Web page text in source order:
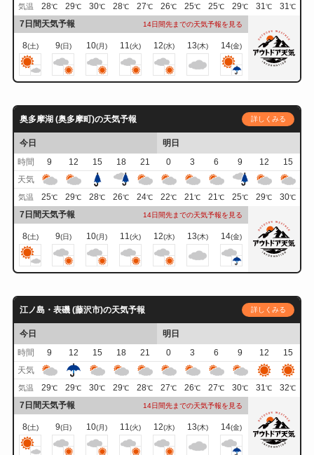
気温 28℃ 29℃ 30℃ 28℃ 27℃ 26℃ 25℃ 25℃ 29℃ 31℃ 31℃
7日間天気予報 14日間先までの天気予報を見る
8(土) 9(日) 10(月) 11 (火) 12(水) 13(木) 14(金)
奥多摩湖 (奥多摩町)の天気予報 詳しくみる
今日
明日
時間
9 12 15 18 21 0 3 6 9 12
15
天気
気温 25℃ 29℃ 28℃ 26℃ 24℃ 22℃ 21℃ 21℃ 25℃ 29℃ 30℃
7日間天気予報 14日間先までの天気予報を見る
8(土) 9(日) 10(月) 11(火) 12(水) 13(木) 14(金)
江ノ島・表磯 (藤沢市)の天気予報 詳しくみる
今日
明日
時間
9 12 15 18 21 0 3 6 9 12
15
天気
気温 29℃ 29℃ 30℃ 29℃ 28℃ 27℃ 26℃ 27℃ 30℃ 31℃ 32℃
7日間天気予報 14日間先までの天気予報を見る
8(土) 9(日) 10(月) 11(火) 12(水) 13(木) 14(金)